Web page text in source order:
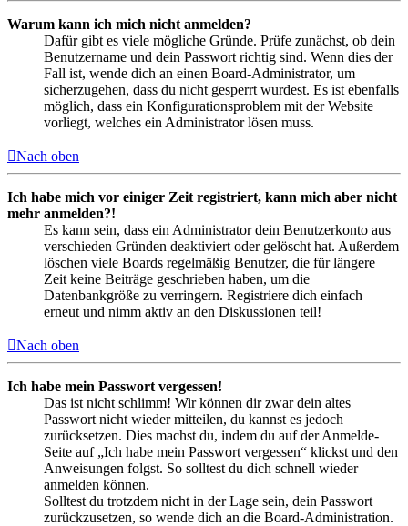
Warum kann ich mich nicht anmelden?
Dafür gibt es viele mögliche Gründe. Prüfe zunächst, ob dein
Benutzername und dein Passwort richtig sind. Wenn dies der
Fall ist, wende dich an einen Board-Administrator, um
sicherzugehen, dass du nicht gesperrt wurdest. Es ist ebenfalls
möglich, dass ein Konfigurationsproblem mit der Website
vorliegt, welches ein Administrator lösen muss.
Nach oben
Ich habe mich vor einiger Zeit registriert, kann mich aber nicht
mehr anmelden?!
Es kann sein, dass ein Administrator dein Benutzerkonto aus
verschieden Gründen deaktiviert oder gelöscht hat. Außerdem
löschen viele Boards regelmäßig Benutzer, die für längere
Zeit keine Beiträge geschrieben haben, um die
Datenbankgröße zu verringern. Registriere dich einfach
erneut und nimm aktiv an den Diskussionen teil!
Nach oben
Ich habe mein Passwort vergessen!
Das ist nicht schlimm! Wir können dir zwar dein altes
Passwort nicht wieder mitteilen, du kannst es jedoch
zurücksetzen. Dies machst du, indem du auf der Anmelde-
Seite auf „Ich habe mein Passwort vergessen“ klickst und den
Anweisungen folgst. So solltest du dich schnell wieder
anmelden können.
Solltest du trotzdem nicht in der Lage sein, dein Passwort
zurückzusetzen, so wende dich an die Board-Administration.